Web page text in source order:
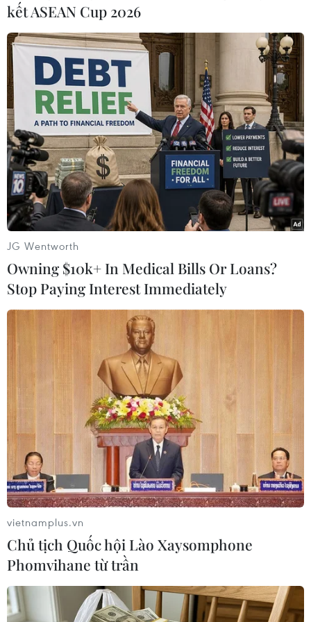
#Sierra Leone #Chính quyền Mỹ
#Nhà Trắng
#Barack Obama
#Dịch Ebola #Dịch bệnh
Theo dõi VietnamPlus
TIN LIÊN QUAN
kết ASEAN Cup 2026
JG Wentworth
Owning $10k+ In Medical Bills Or Loans?
Stop Paying Interest Immediately
vietnamplus.vn
Chủ tịch Quốc hội Lào Xaysomphone
Phomvihane từ trần